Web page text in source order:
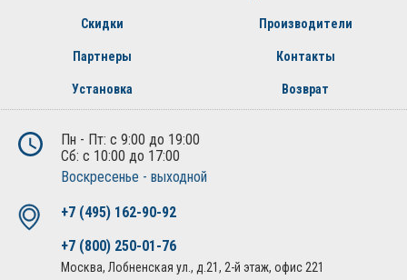
Скидки Производители
Партнеры Контакты
Установка Возврат
Пн - Пт: с 9:00 до 19:00
Сб: с 10:00 до 17:00
Воскресенье - выходной
+7 (495) 162-90-92
+7 (800) 250-01-76
Москва, Лобненская ул., д.21, 2-й этаж, офис 221